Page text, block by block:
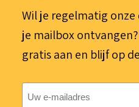
Wil je regelmatig
je mailbox
gratis aan en blijf op